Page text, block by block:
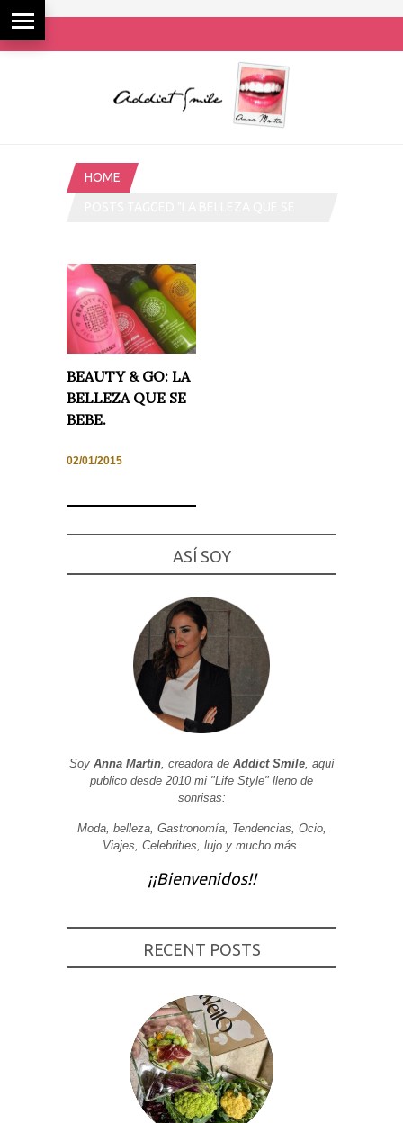
HOME
BEAUTY & GO: LA
BELLEZA QUE SE
BEBE.
02/01/2015
ASÍ SOY
Soy Anna Martin, creadora de Addict Smile, aquí
publico desde 2010 mi "Life Style" lleno de
sonrisas:
Moda, belleza, Gastronomía, Tendencias, Ocio,
Viajes, Celebrities, lujo y mucho más.
¡¡Bienvenidos!!
RECENT POSTS
se usa la
Experiencia